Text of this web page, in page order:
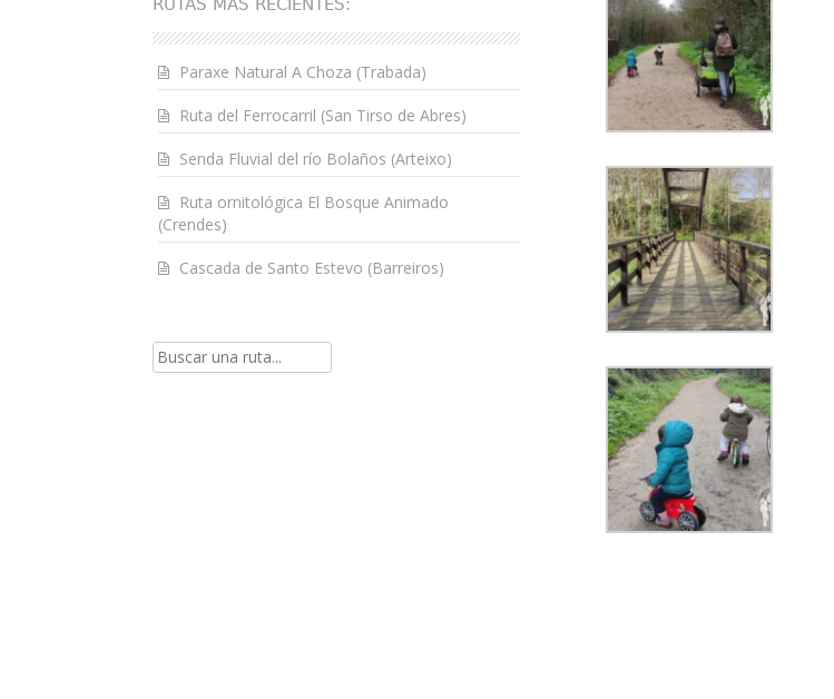
RUTAS MÁS RECIENTES:
Paraxe Natural A Choza (Trabada)
Ruta del Ferrocarril (San Tirso de Abres)
Senda Fluvial del río Bolaños (Arteixo)
Ruta ornitológica El Bosque Animado
(Crendes)
Cascada de Santo Estevo (Barreiros)